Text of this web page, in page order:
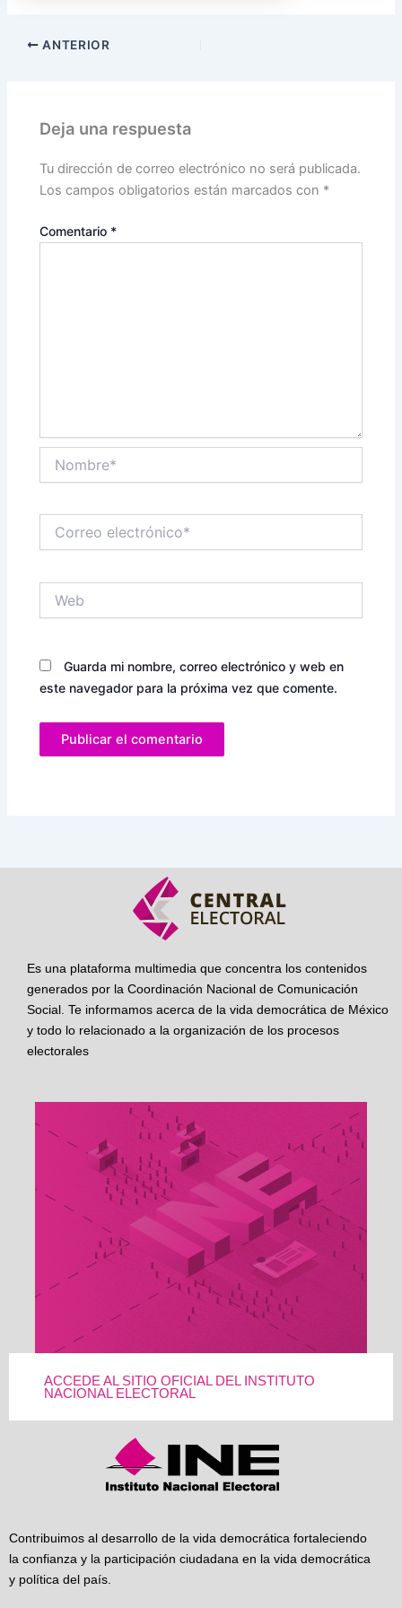
ANTERIOR
Deja una respuesta
Tu dirección de correo electrónico no será publicada.
Los campos obligatorios están marcados con *
Comentario *
electrónico*
Guarda mi nombre, correo electrónico y web en
este navegador para la próxima vez que comente.
Es una plataforma multimedia que concentra los contenidos
generados por la Coordinación Nacional de Comunicación
Social. Te informamos acerca de la vida democrática de México
y todo lo relacionado a la organización de los procesos
electorales
ACCEDE AL SITIO OFICIAL DEL INSTITUTO
NACIONAL ELECTORAL
Contribuimos al desarrollo de la vida democrática fortaleciendo
la confianza y la participación ciudadana en la vida democrática
y política del país.